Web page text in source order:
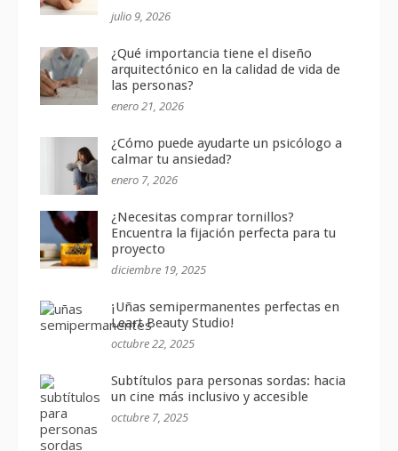
julio 9, 2026
¿Qué importancia tiene el diseño
arquitectónico en la calidad de vida de
las personas?
enero 21, 2026
¿Cómo puede ayudarte un psicólogo a
calmar tu ansiedad?
enero 7, 2026
¿Necesitas comprar tornillos?
Encuentra la fijación perfecta para tu
proyecto
diciembre 19, 2025
¡Uñas semipermanentes perfectas en
Leart Beauty Studio!
octubre 22, 2025
Subtítulos para personas sordas: hacia
un cine más inclusivo y accesible
octubre 7, 2025